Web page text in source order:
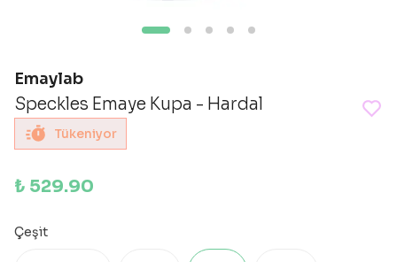
Emaylab
Speckles Emaye Kupa - Hardal
Tükeniyor
₺ 529.90
Çeşit